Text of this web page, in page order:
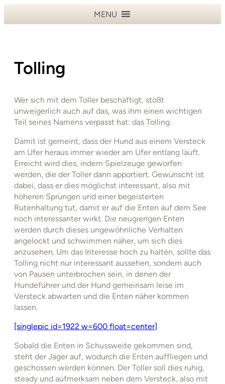
MENU
Tolling
Wer sich mit dem Toller beschäftigt, stößt
unweigerlich auch auf das, was ihm einen wichtigen
Teil seines Namens verpasst hat: das Tolling.
Damit ist gemeint, dass der Hund aus einem Versteck
am Ufer heraus immer wieder am Ufer entlang läuft.
Erreicht wird dies, indem Spielzeuge geworfen
werden, die der Toller dann apportiert. Gewünscht ist
dabei, dass er dies möglichst interessant, also mit
höheren Sprüngen und einer begeisterten
Rutenhaltung tut, damit er auf die Enten auf dem See
noch interessanter wirkt. Die neugierigen Enten
werden durch dieses ungewöhnliche Verhalten
angelockt und schwimmen näher, um sich dies
anzusehen. Um das Interesse hoch zu halten, sollte das
Tolling nicht nur interessant aussehen, sondern auch
von Pausen unterbrochen sein, in denen der
Hundeführer und der Hund gemeinsam leise im
Versteck abwarten und die Enten näher kommen
lassen.
[singlepic id=1922 w=600 float=center]
Sobald die Enten in Schussweite gekommen sind,
steht der Jäger auf, wodurch die Enten auffliegen und
geschossen werden können. Der Toller soll dies ruhig,
steady und aufmerksam neben dem Versteck, also mit